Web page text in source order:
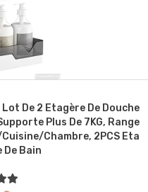
Lot De 2 Etagère De Douche
Plus De 7KG, Range
Chambre, 2PCS Eta
De Bain